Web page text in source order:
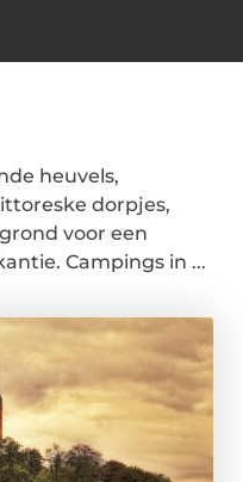
heuvels,
dorpjes,
voor een
Campings in ...